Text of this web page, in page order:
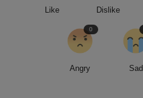
Like Dislike
Angry
0
Sad